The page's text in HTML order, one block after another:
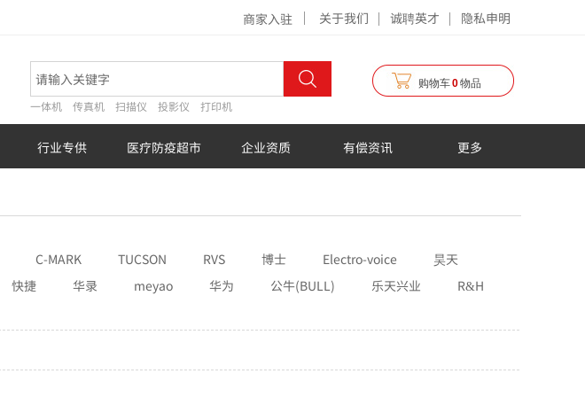
一体机 传真机 扫描仪 投影仪 打印机
关于我们 诚聘英才 隐私申明
购物车0物品
商家入驻
行业专供 医疗防疫超市 企业资质 有偿资讯 更多
C-MARK TUCSON RVS 博士 Electro-voice
昊天
快捷 华录 meyao 华为 公牛(BULL) 乐天兴业
R&H